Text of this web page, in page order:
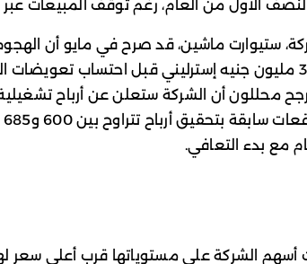
الأول من العام، رغم توقف المبيعات عبر
ستيوارت ماشين، قد صرح في مايو أن
بشري كلف الشركة نحو 300 مليون جنيه إسترليني قبل احتساب
محللون أن الشركة ستعلن عن أرباح
مع بدء التعافي.